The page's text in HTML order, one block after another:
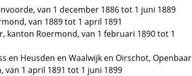
van 1 december 1886 tot 1 juni 1889
van 1889 tot 1 april 1891
kanton Roermond, van 1 februari 1890 tot 1
en Heusden en Waalwijk en Oirschot, Openbaar
1 april 1891 tot 1 juni 1899